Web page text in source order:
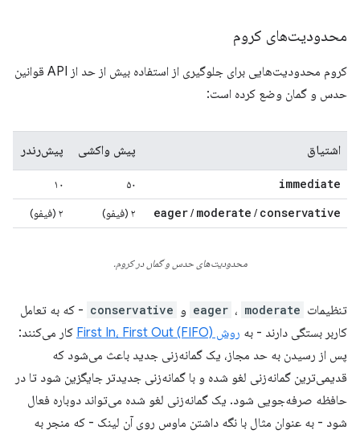
محدودیت‌های کروم
کروم محدودیت‌هایی برای جلوگیری از استفاده بیش از حد از API قوانین
حدس و گمان وضع کرده است:
اشتیاق پیش واکشی پیش‌رندر
immediate ۵۰ ۱۰
eager/ moderate / conservative ۲ (فیفو) ۲ (فیفو)
محدودیت‌های حدس و گمان در کروم.
تنظیمات eager ، moderate و conservative - که به تعامل
کاربر بستگی دارند - به روش First In، First Out (FIFO)
کار می‌کنند:
پس از رسیدن به حد مجاز، یک گمانه‌زنی جدید باعث می‌شود که
قدیمی‌ترین گمانه‌زنی لغو شده و با گمانه‌زنی جدیدتر جایگزین شود تا در
حافظه صرفه‌جویی شود. یک گمانه‌زنی لغو شده می‌تواند دوباره فعال
شود - به عنوان مثال با نگه داشتن ماوس روی آن لینک - که منجر به